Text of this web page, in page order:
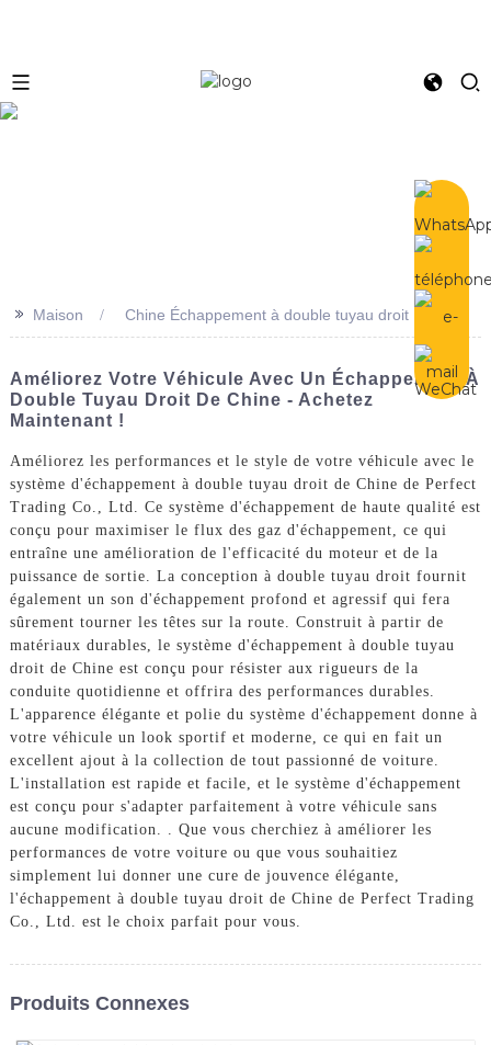
>> Maison Chine Échappement à double tuyau droit
Améliorez Votre Véhicule Avec Un Échappement À
Double Tuyau Droit De Chine - Achetez
Maintenant !
Améliorez les performances et le style de votre véhicule avec le
système d'échappement à double tuyau droit de Chine de Perfect
Trading Co., Ltd. Ce système d'échappement de haute qualité est
conçu pour maximiser le flux des gaz d'échappement, ce qui
entraîne une amélioration de l'efficacité du moteur et de la
puissance de sortie. La conception à double tuyau droit fournit
également un son d'échappement profond et agressif qui fera
sûrement tourner les têtes sur la route. Construit à partir de
matériaux durables, le système d'échappement à double tuyau
droit de Chine est conçu pour résister aux rigueurs de la
conduite quotidienne et offrira des performances durables.
L'apparence élégante et polie du système d'échappement donne à
votre véhicule un look sportif et moderne, ce qui en fait un
excellent ajout à la collection de tout passionné de voiture.
L'installation est rapide et facile, et le système d'échappement
est conçu pour s'adapter parfaitement à votre véhicule sans
aucune modification. . Que vous cherchiez à améliorer les
performances de votre voiture ou que vous souhaitiez
simplement lui donner une cure de jouvence élégante,
l'échappement à double tuyau droit de Chine de Perfect Trading
Co., Ltd. est le choix parfait pour vous.
Produits Connexes